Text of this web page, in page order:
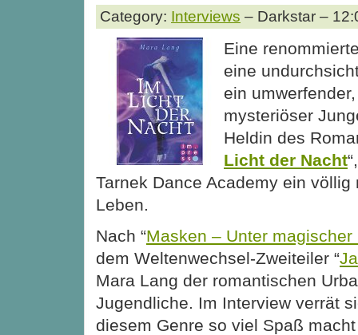
Category: Interviews – Darkstar –
Eine
eine
ein
mysteriöser
Heldin des
Licht der Nacht
Tarnek Dance Academy ein
Leben.
Nach “Masken – Unter magischer
dem Weltenwechsel-Zweiteiler “
Mara Lang der romantischen
Jugendliche. Im Interview verrät
diesem Genre so viel Spaß